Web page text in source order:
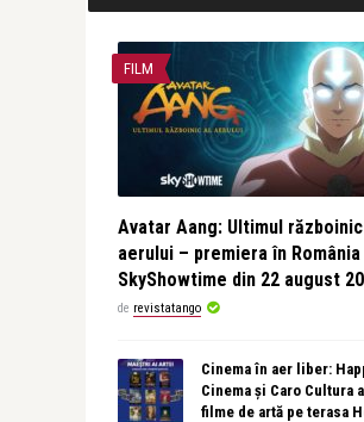
FILM
Avatar Aang: Ultimul
aerului – premiera în România
SkyShowtime din 22 august
de revistatango
Cinema în aer liber:
Cinema și Caro Cultura
filme de artă pe terasa